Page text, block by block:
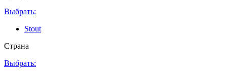
Выбрать:
Stout
Страна
Выбрать: